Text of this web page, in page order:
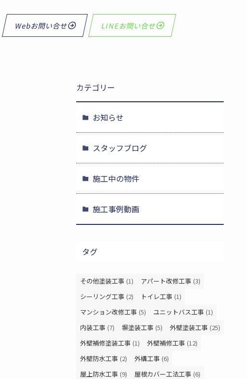
Webお問い合せ LINEお問い合せ
カテゴリー
お知らせ
スタッフブログ
施工中の物件
施工事例動画
タグ
その他塗装工事 (1) アパート改修工事 (3)
シーリング工事 (2) トイレ工事 (1)
マンション改修工事 (5) ユニットバス工事 (1)
内装工事 (7) 塀塗装工事 (5) 外壁塗装工事 (25)
外壁補修塗装工事 (1) 外壁補修工事 (12)
外壁防水工事 (2) 外構工事 (6)
屋上防水工事 (9) 屋根カバー工法工事 (6)